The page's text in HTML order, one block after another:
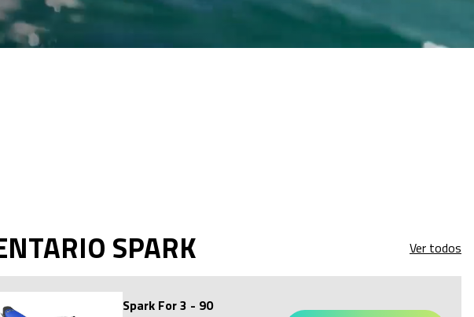
SPARK Ver todos
Spark For 3 - 90